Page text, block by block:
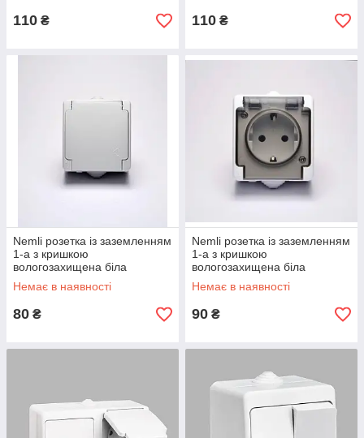
110 ₴ 110 ₴
Nemli розетка із заземленням
1-а з кришкою
вологозахищена біла
Немає в наявності
80 ₴
Nemli розетка із заземленням
1-а з кришкою
вологозахищена біла
Немає в наявності
90 ₴